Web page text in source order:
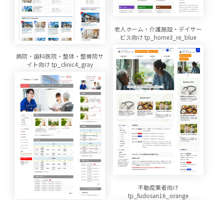
老人ホーム・介護施設・デイサー
ビス向け tp_home3_re_blue
病院・歯科医院・整体・整骨院サ
イト向け tp_clinic4_gray
不動産業者向け
tp_fudosan16_orange